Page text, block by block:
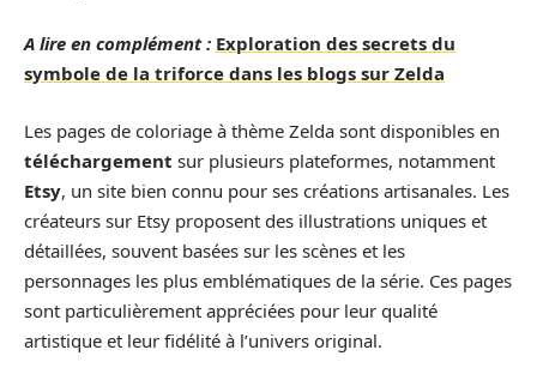
A lire en complément : Exploration des secrets du
symbole de la triforce dans les blogs sur Zelda
Les pages de coloriage à thème Zelda sont disponibles en
téléchargement sur plusieurs plateformes, notamment
Etsy, un site bien connu pour ses créations artisanales. Les
créateurs sur Etsy proposent des illustrations uniques et
détaillées, souvent basées sur les scènes et les
personnages les plus emblématiques de la série. Ces pages
sont particulièrement appréciées pour leur qualité
artistique et leur fidélité à l’univers original.